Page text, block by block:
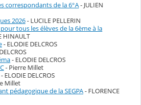
correspondants de la 6°A- JULIEN
2026- LUCILE PELLERIN
pour tous les élèves de la 6ème à la
HINAULT
- ELODIE DELCROS
- ELODIE DELCROS
- Pierre Millet
- ELODIE DELCROS
Millet
pédagogique de la SEGPA- FLORENCE